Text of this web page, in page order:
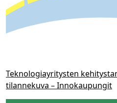
Teknologiayritysten
tilannekuva – Innokaupungit